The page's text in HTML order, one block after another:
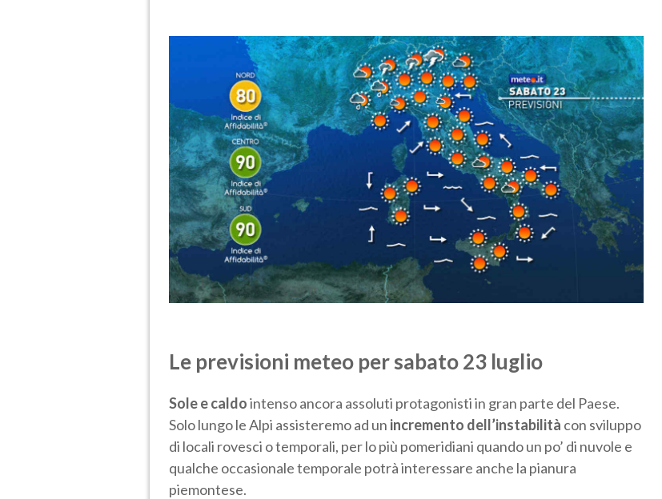
Le previsioni meteo per sabato 23 luglio
Sole e caldointenso ancora assoluti protagonisti in gran parte del Paese.
Solo lungo le Alpi assisteremo ad un incremento dell’instabilità con sviluppo
di locali rovesci o temporali, per lo più pomeridiani quando un po’ di nuvole e
qualche occasionale temporale potrà interessare anche la pianura
piemontese.